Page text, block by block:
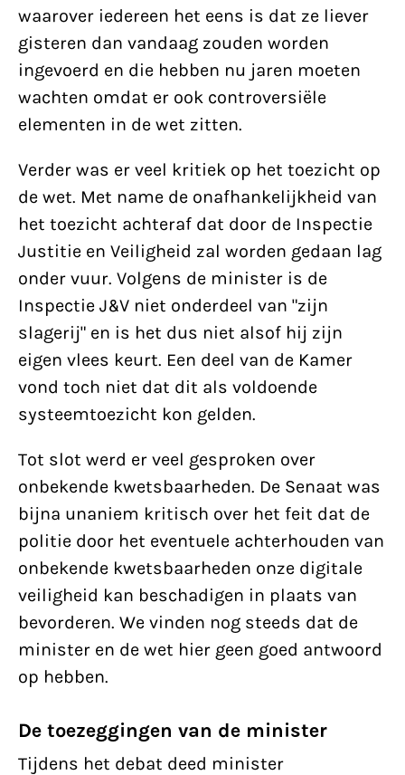
waarover iedereen het eens is dat ze liever
gisteren dan vandaag zouden worden
ingevoerd en die hebben nu jaren moeten
wachten omdat er ook controversiële
elementen in de wet zitten.
Verder was er veel kritiek op het toezicht op
de wet. Met name de onafhankelijkheid van
het toezicht achteraf dat door de Inspectie
Justitie en Veiligheid zal worden gedaan lag
onder vuur. Volgens de minister is de
Inspectie J&V niet onderdeel van "zijn
slagerij" en is het dus niet alsof hij zijn
eigen vlees keurt. Een deel van de Kamer
vond toch niet dat dit als voldoende
systeemtoezicht kon gelden.
Tot slot werd er veel gesproken over
onbekende kwetsbaarheden. De Senaat was
bijna unaniem kritisch over het feit dat de
politie door het eventuele achterhouden van
onbekende kwetsbaarheden onze digitale
veiligheid kan beschadigen in plaats van
bevorderen. We vinden nog steeds dat de
minister en de wet hier geen goed antwoord
op hebben.
De toezeggingen van de minister
Tijdens het debat deed minister